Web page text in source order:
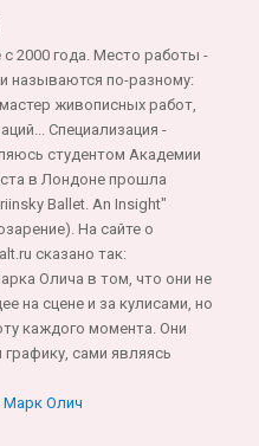
2000 года. Место работы -
называются по-разному:
живописных работ,
Специализация -
студентом Академии
в Лондоне прошла
Ballet. An Insight"
На сайте о
сказано так:
Олича в том, что они не
на сцене и за кулисами, но
каждого момента. Они
сами являясь
Марк Олич